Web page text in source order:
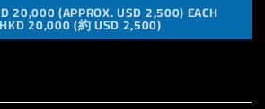
20,000 (APPROX. USD 2,500) EACH
20,000 (約 USD 2,500)